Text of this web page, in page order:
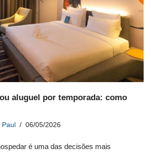
aluguel por temporada: como
Paul 06/05/2026
é uma das decisões mais